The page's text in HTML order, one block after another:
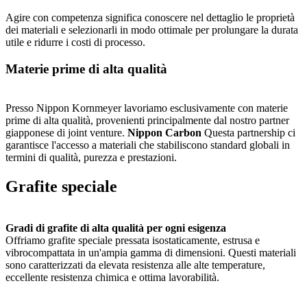
Agire con competenza significa conoscere nel dettaglio le proprietà
dei materiali e selezionarli in modo ottimale per prolungare la durata
utile e ridurre i costi di processo.
Materie prime di alta qualità
Presso Nippon Kornmeyer lavoriamo esclusivamente con materie
prime di alta qualità, provenienti principalmente dal nostro partner
giapponese di joint venture. Nippon Carbon Questa partnership ci
garantisce l'accesso a materiali che stabiliscono standard globali in
termini di qualità, purezza e prestazioni.
Grafite speciale
Gradi di grafite di alta qualità per ogni esigenza
Offriamo grafite speciale pressata isostaticamente, estrusa e
vibrocompattata in un'ampia gamma di dimensioni. Questi materiali
sono caratterizzati da elevata resistenza alle alte temperature,
eccellente resistenza chimica e ottima lavorabilità.